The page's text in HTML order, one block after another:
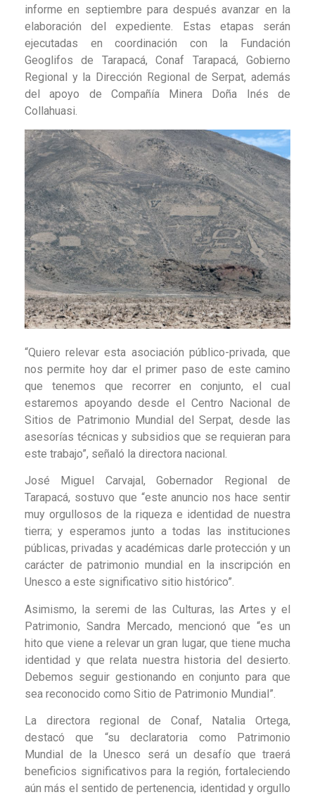
informe en septiembre para después avanzar en la
elaboración del expediente. Estas etapas serán
ejecutadas en coordinación con la Fundación
Geoglifos de Tarapacá, Conaf Tarapacá, Gobierno
Regional y la Dirección Regional de Serpat, además
del apoyo de Compañía Minera Doña Inés de
Collahuasi.
“Quiero relevar esta asociación público-privada, que
nos permite hoy dar el primer paso de este camino
que tenemos que recorrer en conjunto, el cual
estaremos apoyando desde el Centro Nacional de
Sitios de Patrimonio Mundial del Serpat, desde las
asesorías técnicas y subsidios que se requieran para
este trabajo”, señaló la directora nacional.
José Miguel Carvajal, Gobernador Regional de
Tarapacá, sostuvo que “este anuncio nos hace sentir
muy orgullosos de la riqueza e identidad de nuestra
tierra; y esperamos junto a todas las instituciones
públicas, privadas y académicas darle protección y un
carácter de patrimonio mundial en la inscripción en
Unesco a este significativo sitio histórico”.
Asimismo, la seremi de las Culturas, las Artes y el
Patrimonio, Sandra Mercado, mencionó que “es un
hito que viene a relevar un gran lugar, que tiene mucha
identidad y que relata nuestra historia del desierto.
Debemos seguir gestionando en conjunto para que
sea reconocido como Sitio de Patrimonio Mundial”.
La directora regional de Conaf, Natalia Ortega,
destacó que “su declaratoria como Patrimonio
Mundial de la Unesco será un desafío que traerá
beneficios significativos para la región, fortaleciendo
aún más el sentido de pertenencia, identidad y orgullo